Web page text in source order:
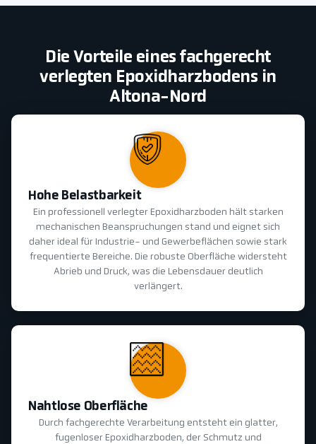
Die Vorteile eines fachgerecht
verlegten Epoxidharzbodens in
Altona-Nord
Hohe Belastbarkeit
Ein professionell verlegter Epoxidharzboden hält starken
mechanischen Beanspruchungen stand und eignet sich
daher ideal für Industrie- und Gewerbeflächen sowie stark
frequentierte Bereiche. Die robuste Oberfläche widersteht
Abrieb und Druck, was die Lebensdauer deutlich
verlängert.
Nahtlose Oberfläche
Durch fachgerechte Verarbeitung entsteht ein glatter,
fugenloser Epoxidharzboden, der Schmutz und